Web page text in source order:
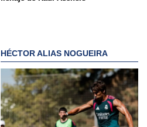
HÉCTOR ALIAS NOGUEIRA